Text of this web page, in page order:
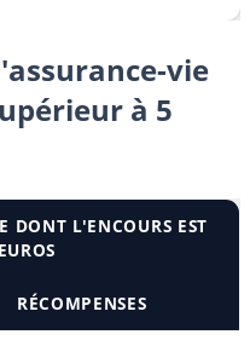
vie
à 5
DONT L'ENCOURS EST
RÉCOMPENSES